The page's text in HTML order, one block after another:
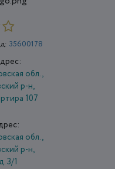
35600178
обл.,
р-н,
107
обл.,
р-н,
3/1